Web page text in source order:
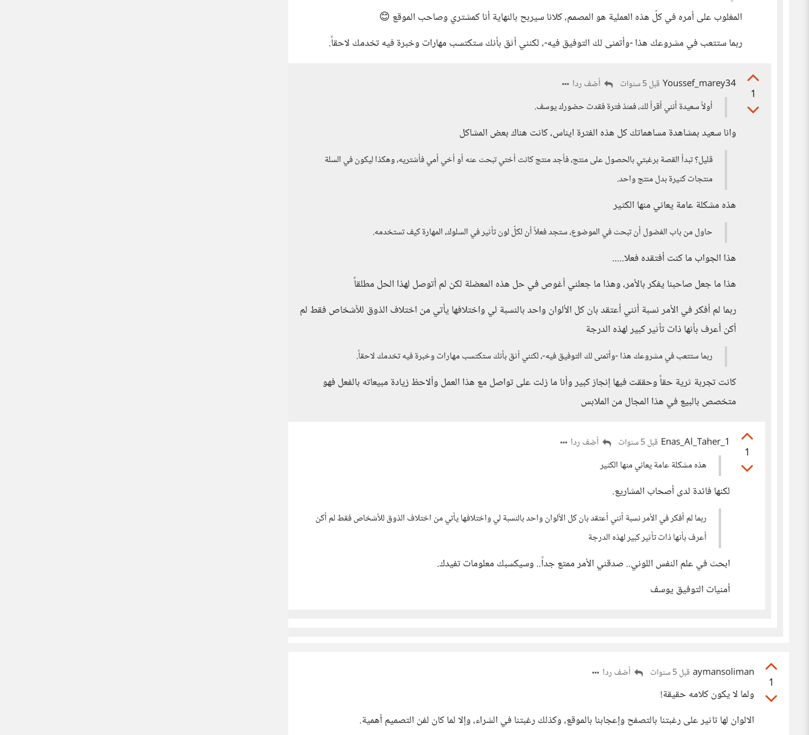
المغلوب على أمره في كلّ هذه العملية هو المصمم، كلانا سيربح بالنهاية أنا كمشتري وصاحب الموقع 😊
ربما ستتعب في مشروعك هذا -وأتمنى لك التوفيق فيه-، لكنني أثق بأنك ستكتسب مهارات وخبرة فيه تخدمك لاحقاً.
1
Youssef_marey34 قبل 5 سنوات
أضف ردا
أولاً سعيدة أنني أقرأ لك، فمنذ فترة فقدت حضورك يوسف.
وانا سعيد بمشاهدة مساهماتك كل هذه الفترة ايناس، كانت هناك بعض المشاكل
قليل؟ تبدأ القصة برغبتي بالحصول على منتج، فأجد منتج كانت أختي تبحث عنه أو أخي أمي فأشتريه، وهكذا ليكون في السلة
منتجات كثيرة بدل منتج واحد.
هذه مشكلة عامة يعاني منها الكثير
حاول من باب الفضول أن تبحث في الموضوع، ستجد فعلاً أن لكلّ لون تأثير في السلوك، المهارة كيف تستخدمه.
هذا الجواب ما كنت أفتقده فعلا.....
هذا ما جعل صاحبنا يفكر بالأمر، وهذا ما جعلني أغوص في حل هذه المعضلة لكن لم أتوصل لهذا الحل مطلقاً
ربما لم أفكر في الأمر نسبة أنني أعتقد بان كل الألوان واحد بالنسبة لي واختلافها يأتي من اختلاف الذوق للأشخاص فقط لم
أكن أعرف بأنها ذات تأثير كبير لهذه الدرجة
ربما ستتعب في مشروعك هذا -وأتمنى لك التوفيق فيه-، لكنني أثق بأنك ستكتسب مهارات وخبرة فيه تخدمك لاحقاً.
كانت تجربة ثرية حقاً وحققت فيها إنجاز كبير وأنا ما زلت على تواصل مع هذا العمل وألاحظ زيادة مبيعاته بالفعل فهو
متخصص بالبيع في هذا المجال من الملابس
1
Enas_Al_Taher_1 قبل 5 سنوات
أضف ردا
هذه مشكلة عامة يعاني منها الكثير
لكنها فائدة لدى أصحاب المشاريع.
ربما لم أفكر في الأمر نسبة أنني أعتقد بان كل الألوان واحد بالنسبة لي واختلافها يأتي من اختلاف الذوق للأشخاص فقط لم أكن
أعرف بأنها ذات تأثير كبير لهذه الدرجة
ابحث في علم النفس اللوني.. صدقني الأمر ممتع جداً.. وسيكسبك معلومات تفيدك.
أمنيات التوفيق يوسف
1
aymansoliman قبل 5 سنوات أضف ردا
ولما لا يكون كلامه حقيقة!
الالوان لها تاثير على رغبتنا بالتصفح وإعجابنا بالموقع، وكذلك رغبتنا في الشراء، وإلا لما كان لفن التصميم أهمية.